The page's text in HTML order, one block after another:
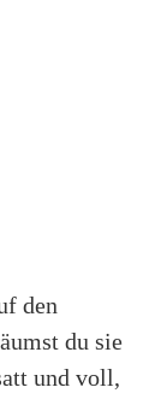
den
du sie
und voll,